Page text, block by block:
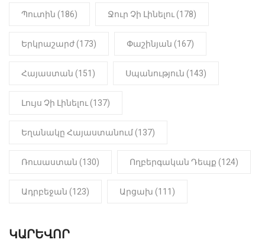
Ինչու է Վիվիեն Բաստաջյանը
նկարահանումների ընթացքում
(Տեսանյութ)
Պուտին (186) Ջուր Չի Լինելու (178)
Երկրաշարժ (173) Փաշինյան (167)
Հայաստան (151) Սպանություն (143)
Լույս Չի Լինելու (137)
Եղանակը Հայաստանում (137)
Ռուսաստան (130) Ողբերգական Դեպք (124)
Ադրբեջան (123) Արցախ (111)
ԿԱՐԵՎՈՐ